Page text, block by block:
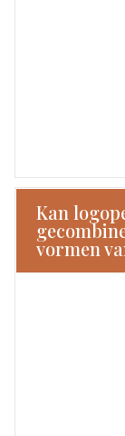
Kan
vormen